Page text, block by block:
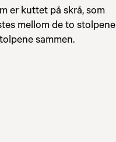
er kuttet på skrå, som
mellom de to stolpene
sammen.